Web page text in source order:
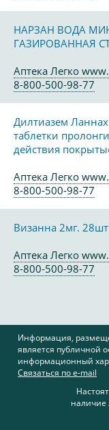
НАРЗАН ВОДА
ГАЗИРОВАННАЯ
Аптека Легко
8-800-500-98-77
Дилтиазем
таблетки
действия
Аптека Легко
8-800-500-98-77
Визанна 2мг.
Аптека Легко
8-800-500-98-77
Информация,
является публичной
информационный
Связаться по e-mail
наличие